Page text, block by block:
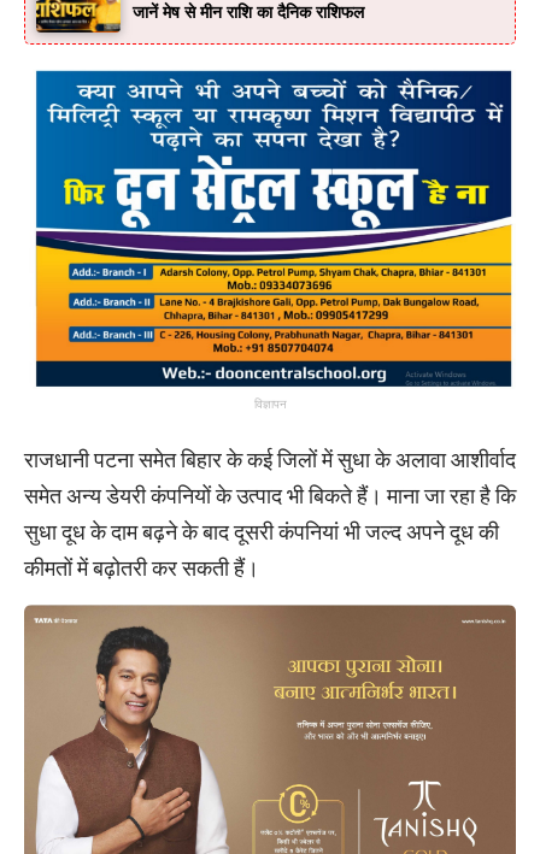
जानें मेष से मीन राशि का दैनिक राशिफल
विज्ञापन
राजधानी पटना समेत बिहार के कई जिलों में सुधा के अलावा आशीर्वाद
समेत अन्य डेयरी कंपनियों के उत्पाद भी बिकते हैं। माना जा रहा है कि
सुधा दूध के दाम बढ़ने के बाद दूसरी कंपनियां भी जल्द अपने दूध की
कीमतों में बढ़ोतरी कर सकती हैं।